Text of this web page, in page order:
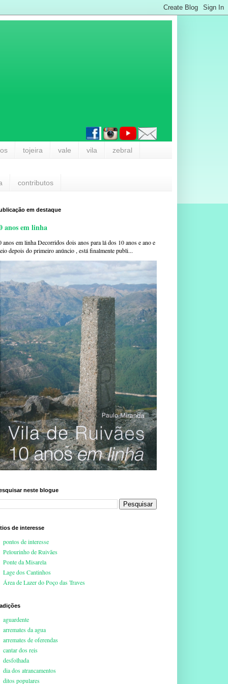
tojeira vale vila zebral
contributos
em destaque
anos em linha
anos em linha Decorridos dois anos para lá dos 10 anos e ano e
depois do primeiro anúncio , está finalmente publi...
neste blogue
de interesse
pontos de interesse
Pelourinho de Ruivães
Ponte da Misarela
Lage dos Cantinhos
Área de Lazer do Poço das Traves
aguardente
arremates da agua
arremates de oferendas
cantar dos reis
desfolhada
dia dos atrancamentos
ditos populares